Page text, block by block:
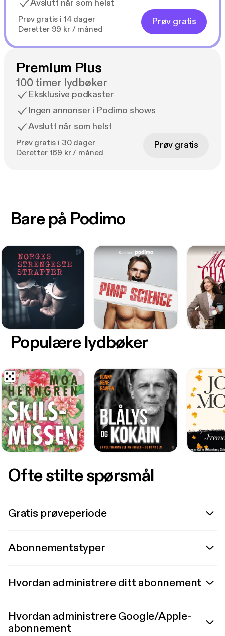
Avslutt når som helst
Prøv gratis i 14 dager
Deretter 99 kr / måned
Prøv gratis
Premium Plus
100 timer lydbøker
Eksklusive podkaster
Ingen annonser i Podimo shows
Avslutt når som helst
Prøv gratis i 30 dager
Deretter 169 kr / måned
Prøv gratis
Bare på Podimo
Populære lydbøker
Ofte stilte spørsmål
Gratis prøveperiode
Abonnementstyper
Hvordan administrere ditt abonnement
Hvordan administrere Google/Apple-
abonnement